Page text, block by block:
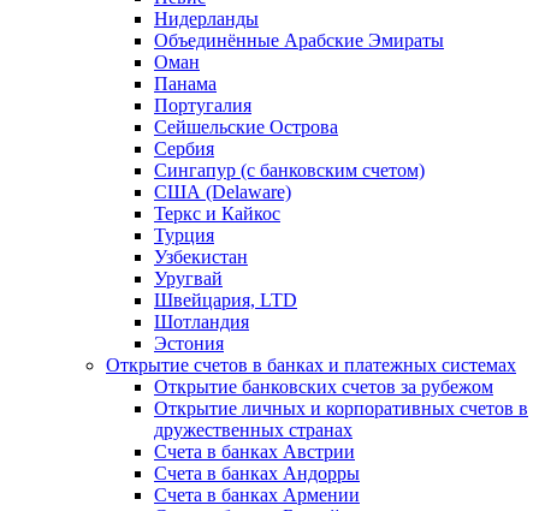
Нидерланды
Объединённые Арабские Эмираты
Оман
Панама
Португалия
Сейшельские Острова
Сербия
Сингапур (c банковским счетом)
США (Delaware)
Теркс и Кайкос
Турция
Узбекистан
Уругвай
Швейцария, LTD
Шотландия
Эстония
Открытие счетов в банках и платежных системах
Открытие банковских счетов за рубежом
Открытие личных и корпоративных счетов в
дружественных странах
Счета в банках Австрии
Счета в банках Андорры
Счета в банках Армении